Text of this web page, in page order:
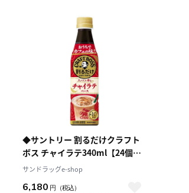
◆サントリー 割るだけクラフト
ボス チャイラテ340ml【24個セ
ット】
サンドラッグe-shop
6,180 円 （税込）